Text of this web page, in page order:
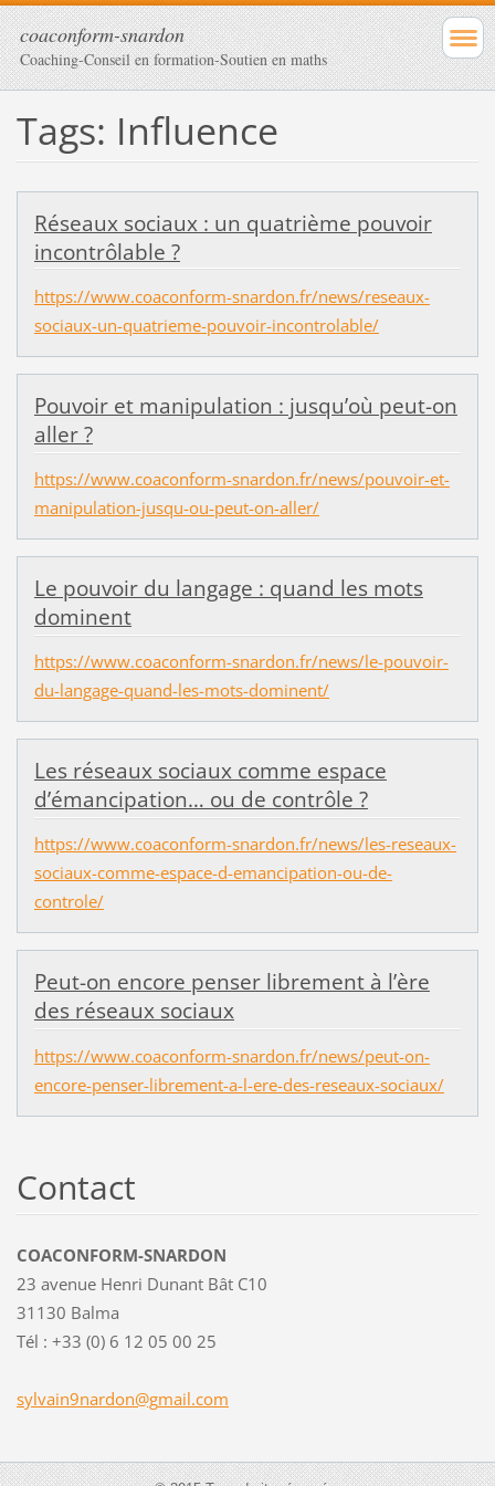
coaconform-snardon
Coaching-Conseil en formation-Soutien en maths
Tags: Influence
Réseaux sociaux : un quatrième pouvoir
incontrôlable ?
https://www.coaconform-snardon.fr/news/reseaux-
sociaux-un-quatrieme-pouvoir-incontrolable/
Pouvoir et manipulation : jusqu’où peut-on
aller ?
https://www.coaconform-snardon.fr/news/pouvoir-et-
manipulation-jusqu-ou-peut-on-aller/
Le pouvoir du langage : quand les mots
dominent
https://www.coaconform-snardon.fr/news/le-pouvoir-
du-langage-quand-les-mots-dominent/
Les réseaux sociaux comme espace
d’émancipation… ou de contrôle ?
https://www.coaconform-snardon.fr/news/les-reseaux-
sociaux-comme-espace-d-emancipation-ou-de-
controle/
Peut-on encore penser librement à l’ère
des réseaux sociaux
https://www.coaconform-snardon.fr/news/peut-on-
encore-penser-librement-a-l-ere-des-reseaux-sociaux/
Contact
COACONFORM-SNARDON
23 avenue Henri Dunant Bât C10
31130 Balma
Tél : +33 (0) 6 12 05 00 25
sylvain9nardon@gmail.com